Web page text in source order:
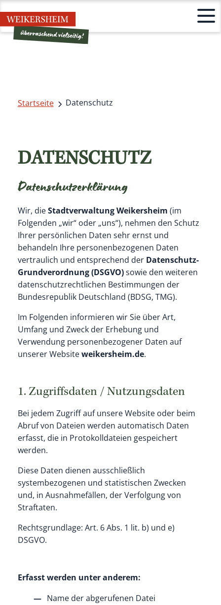
Startseite Datenschutz
DATENSCHUTZ
Datenschutzerklärung
Wir, dieStadtverwaltung Weikersheim (im
Folgenden „wir“ oder „uns“), nehmen den Schutz
Ihrer persönlichen Daten sehr ernst und
behandeln Ihre personenbezogenen Daten
vertraulich und entsprechend der Datenschutz-
Grundverordnung (DSGVO)sowie den weiteren
datenschutzrechtlichen Bestimmungen der
Bundesrepublik Deutschland (BDSG, TMG).
Im Folgenden informieren wir Sie über Art,
Umfang und Zweck der Erhebung und
Verwendung personenbezogener Daten auf
unserer Websiteweikersheim.de.
1. Zugriffsdaten / Nutzungsdaten
Bei jedem Zugriff auf unsere Website oder beim
Abruf von Dateien werden automatisch Daten
erfasst, die in Protokolldateien gespeichert
werden.
Diese Daten dienen ausschließlich
systembezogenen und statistischen Zwecken
und, in Ausnahmefällen, der Verfolgung von
Straftaten.
Rechtsgrundlage: Art. 6 Abs. 1 lit. b) und e)
DSGVO.
Erfasst werden unter anderem:
Name der abgerufenen Datei